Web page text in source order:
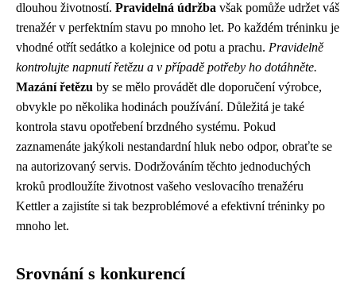
dlouhou životností. Pravidelná údržba však pomůže udržet váš
trenažér v perfektním stavu po mnoho let. Po každém tréninku je
vhodné otřít sedátko a kolejnice od potu a prachu. Pravidelně
kontrolujte napnutí řetězu a v případě potřeby ho dotáhněte.
Mazání řetězu by se mělo provádět dle doporučení výrobce,
obvykle po několika hodinách používání. Důležitá je také
kontrola stavu opotřebení brzdného systému. Pokud
zaznamenáte jakýkoli nestandardní hluk nebo odpor, obraťte se
na autorizovaný servis. Dodržováním těchto jednoduchých
kroků prodloužíte životnost vašeho veslovacího trenažéru
Kettler a zajistíte si tak bezproblémové a efektivní tréninky po
mnoho let.
Srovnání s konkurencí